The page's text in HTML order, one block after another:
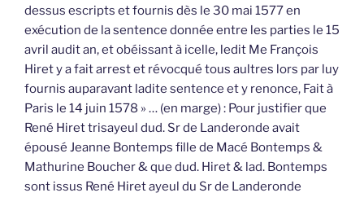
dessus escripts et fournis dès le 30 mai 1577 en
exécution de la sentence donnée entre les parties le 15
avril audit an, et obéissant à icelle, ledit Me François
Hiret y a fait arrest et révocqué tous aultres lors par luy
fournis auparavant ladite sentence et y renonce, Fait à
Paris le 14 juin 1578 » … (en marge) : Pour justifier que
René Hiret trisayeul dud. Sr de Landeronde avait
épousé Jeanne Bontemps fille de Macé Bontemps &
Mathurine Boucher & que dud. Hiret & lad. Bontemps
sont issus René Hiret ayeul du Sr de Landeronde